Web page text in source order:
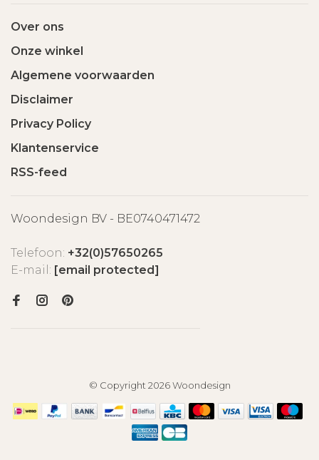
Over ons
Onze winkel
Algemene voorwaarden
Disclaimer
Privacy Policy
Klantenservice
RSS-feed
Woondesign BV - BE0740471472
Telefoon: +32(0)57650265
E-mail: [email protected]
© Copyright 2026 Woondesign